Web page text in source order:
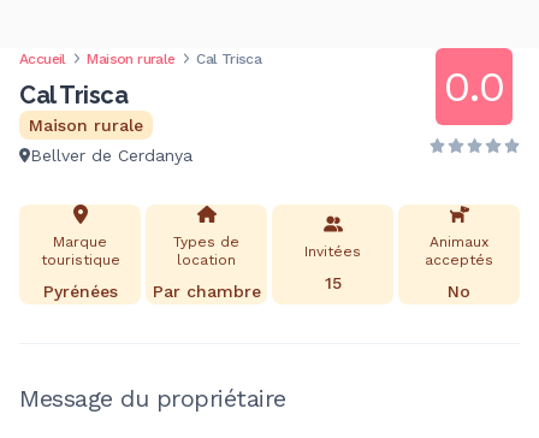
Accueil Maison rurale Cal Trisca
Cal Trisca
Maison rurale
Bellver de Cerdanya
0.0
Marque
touristique
Pyrénées
Types de
location
Par chambre
Invitées
15
Animaux
acceptés
No
Message du propriétaire